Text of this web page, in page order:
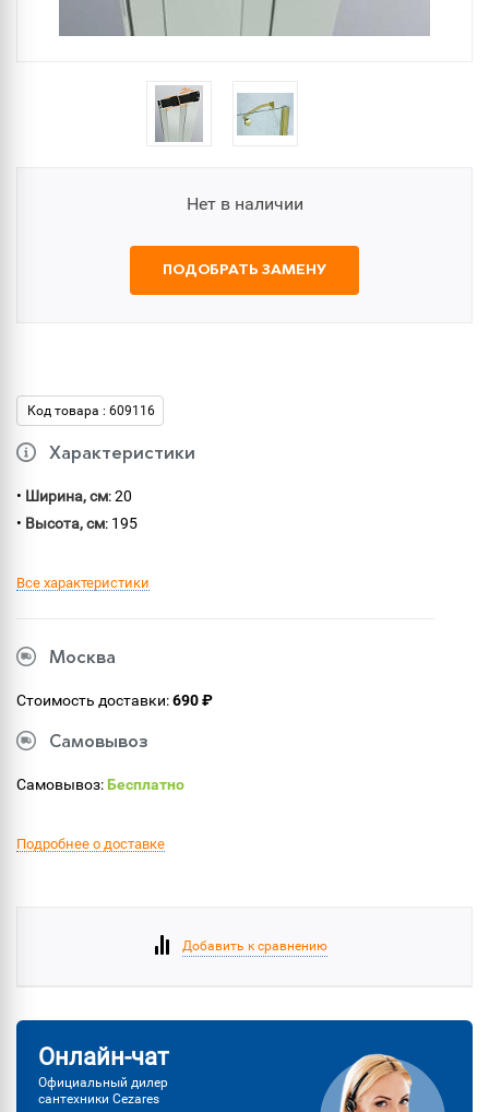
Нет в наличии
ПОДОБРАТЬ ЗАМЕНУ
Код товара : 609116
Характеристики
• Ширина, см: 20
• Высота, см: 195
Все характеристики
Москва
Стоимость доставки:690 ₽
Самовывоз
Самовывоз:Бесплатно
Подробнее о доставке
Добавить к сравнению
Онлайн-чат
Официальный дилер
сантехники Cezares